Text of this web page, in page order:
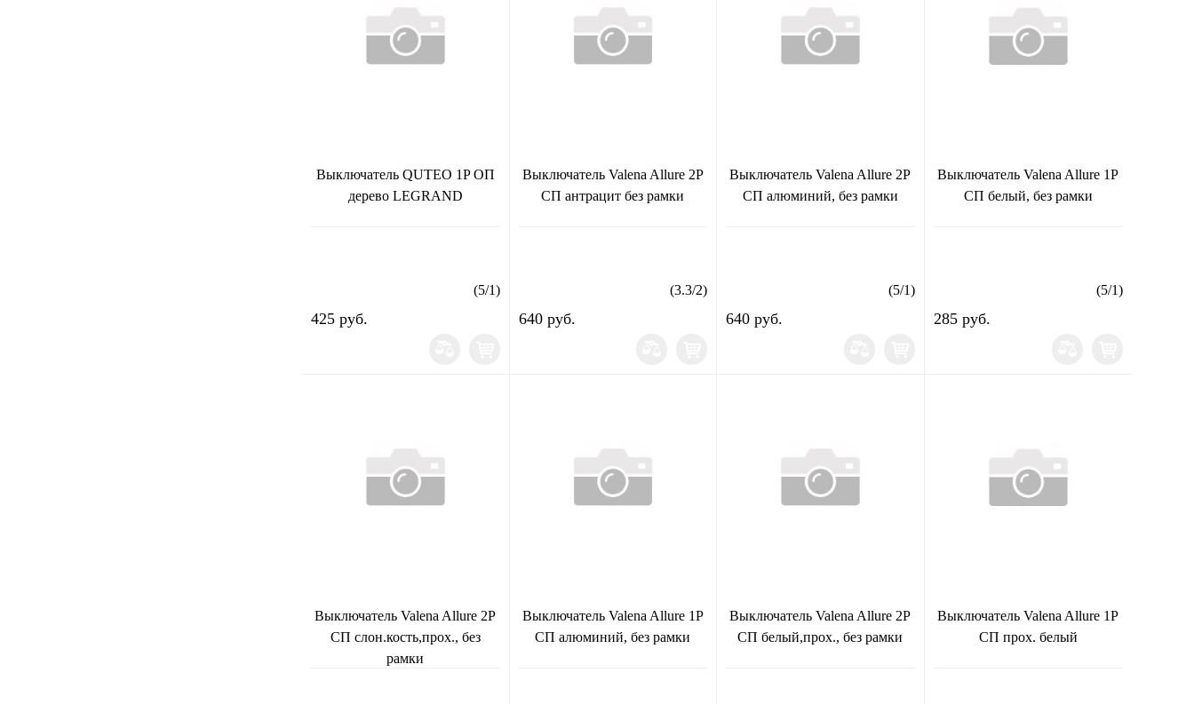
Выключатель QUTEO 1P ОП
дерево LEGRAND
(5/1)
425 руб.
Выключатель Valena Allure 2Р
СП антрацит без рамки
(3.3/2)
640 руб.
Выключатель Valena Allure 2Р
СП алюминий, без рамки
(5/1)
640 руб.
Выключатель Valena Allure 1Р
СП белый, без рамки
(5/1)
285 руб.
Выключатель Valena Allure 2Р
СП слон.кость,прох., без
рамки
Выключатель Valena Allure 1Р
СП алюминий, без рамки
Выключатель Valena Allure 2Р
СП белый,прох., без рамки
Выключатель Valena Allure 1Р
СП прох. белый